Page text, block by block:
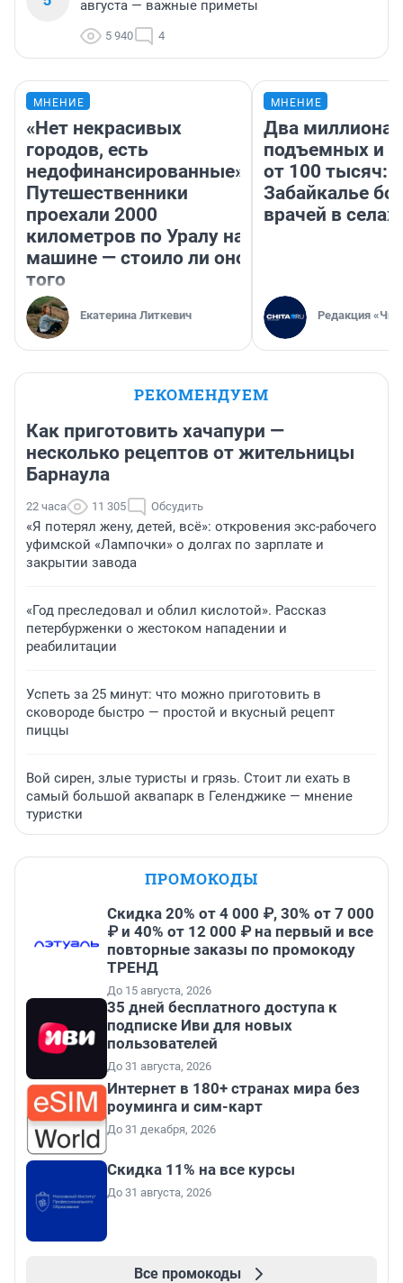
августа — важные приметы
5 940 4
МНЕНИЕ
«Нет некрасивых
городов, есть
недофинансированные».
Путешественники
проехали 2000
километров по Уралу на
машине — стоило ли оно
того
Екатерина Литкевич
МНЕНИЕ
Два миллиона
подъемных и
от 100 тысяч:
Забайкалье
врачей в селах
Редакция
РЕКОМЕНДУЕМ
Как приготовить хачапури —
несколько рецептов от жительницы
Барнаула
22 часа 11 305 Обсудить
«Я потерял жену, детей, всё»: откровения экс-рабочего
уфимской «Лампочки» о долгах по зарплате и
закрытии завода
«Год преследовал и облил кислотой». Рассказ
петербурженки о жестоком нападении и
реабилитации
Успеть за 25 минут: что можно приготовить в
сковороде быстро — простой и вкусный рецепт
пиццы
Вой сирен, злые туристы и грязь. Стоит ли ехать в
самый большой аквапарк в Геленджике — мнение
туристки
ПРОМОКОДЫ
Скидка 20% от 4 000 ₽, 30% от 7 000
₽ и 40% от 12 000 ₽ на первый и все
повторные заказы по промокоду
ТРЕНД
До 15 августа, 2026
35 дней бесплатного доступа к
подписке Иви для новых
пользователей
До 31 августа, 2026
Интернет в 180+ странах мира без
роуминга и сим-карт
До 31 декабря, 2026
Скидка 11% на все курсы
До 31 августа, 2026
Все промокоды